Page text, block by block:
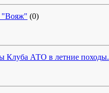
"Вояж" (0)
Клуба АТО в летние походы.